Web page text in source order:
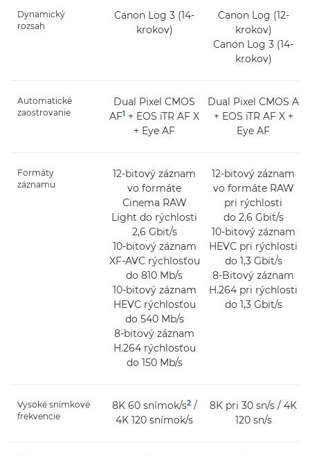
Dynamický
rozsah
Canon Log 3 (14-
krokov)
Canon Log (12-
krokov)
Canon Log 3 (14-
krokov)
Automatické
zaostrovanie
Dual Pixel CMOS
AF1 + EOS iTR AF X
+ Eye AF
Dual Pixel CMOS AF
+ EOS iTR AF X +
Eye AF
Formáty
záznamu
12-bitový záznam
vo formáte
Cinema RAW
Light do rýchlosti
2,6 Gbit/s
10-bitový záznam
XF-AVC rýchlosťou
do 810 Mb/s
10-bitový záznam
HEVC rýchlosťou
do 540 Mb/s
8-bitový záznam
H.264 rýchlosťou
do 150 Mb/s
12-bitový záznam
vo formáte RAW
pri rýchlosti
do 2,6 Gbit/s
10-bitový záznam
HEVC pri rýchlosti
do 1,3 Gbit/s
8-Bitový záznam
H.264 pri rýchlosti
do 1,3 Gbit/s
Vysoké snímkové
frekvencie
8K 60 snímok/s2/
4K 120 snímok/s
8K pri 30 sn/s / 4K
120 sn/s